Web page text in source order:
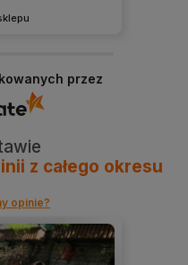
że już
i wrócisz
przez
z całego okresu
opinie?